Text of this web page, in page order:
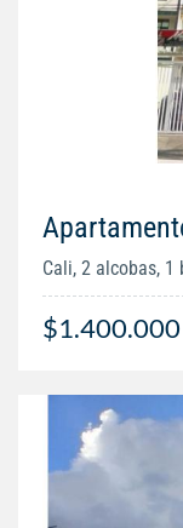
Cali, 2 alcobas, 1
$1.400.000